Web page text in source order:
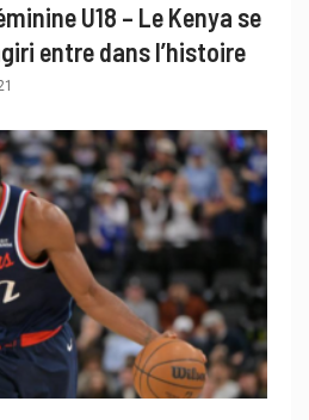
U18 – Le Kenya se
entre dans l’histoire